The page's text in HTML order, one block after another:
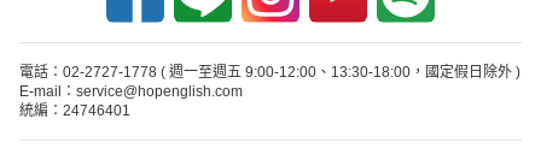
電話：02-2727-1778 ( 週一至週五 9:00-12:00、13:30-18:00，國定假日除外 )
E-mail：service@hopenglish.com
統編：24746401